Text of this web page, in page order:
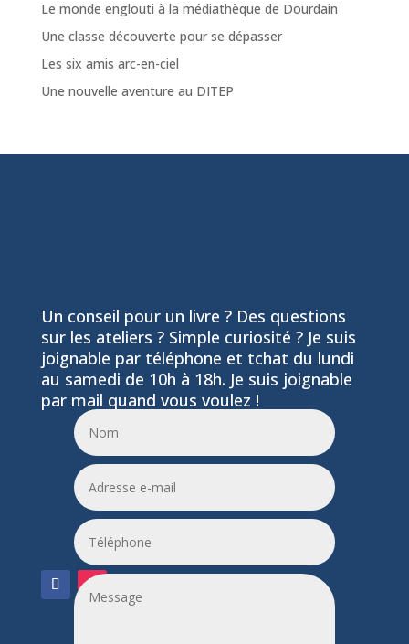
Le monde englouti à la médiathèque de Dourdain
Une classe découverte pour se dépasser
Les six amis arc-en-ciel
Une nouvelle aventure au DITEP
Un conseil pour un livre ? Des questions
sur les ateliers ? Simple curiosité ? Je suis
joignable par téléphone et tchat du lundi
au samedi de 10h à 18h. Je suis joignable
par mail quand vous voulez !
06 24 55 86 51
leptitfilaplumes@etik.com